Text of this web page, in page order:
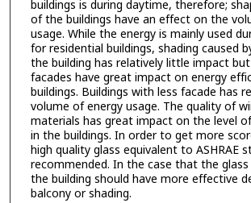
buildings is during daytime, therefore;
of the buildings have an effect on the
usage. While the energy is mainly used
for residential buildings, shading caused
the building has relatively little impact
facades have great impact on energy
buildings. Buildings with less facade has
volume of energy usage. The quality of
materials has great impact on the level
in the buildings. In order to get more
high quality glass equivalent to ASHRAE
recommended. In the case that the
the building should have more effective
balcony or shading.